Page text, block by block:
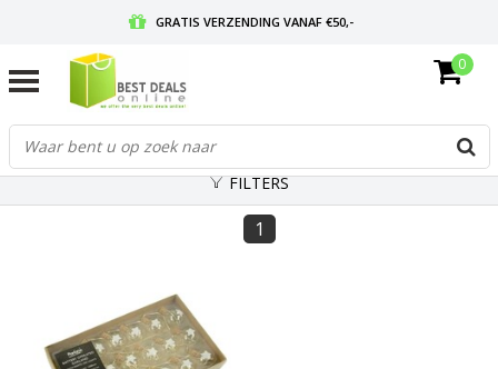
GRATIS VERZENDING VANAF €50,-
GRATIS RETOURNEREN EN 30 DAGEN BEDENKTIJD
0
FILTERS
1